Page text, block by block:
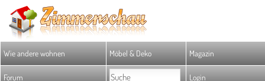
Wie andere wohnen Möbel & Deko Magazin
Forum Login